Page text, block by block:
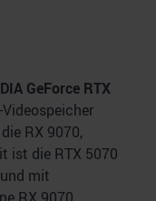
GeForce RTX
-Videospeicher
RX 9070,
ist die RTX 5070
mit